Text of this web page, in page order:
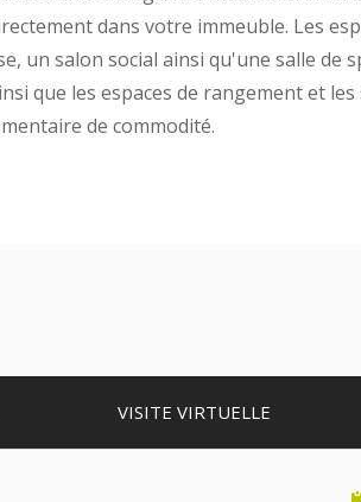
dans votre immeuble. Les
un salon social ainsi qu'une salle de
que les espaces de rangement et
de commodité.
VISITE VIRTUELLE